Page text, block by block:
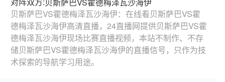
贝斯萨巴VS霍德梅泽瓦沙海伊：在线看贝斯萨巴VS霍
德梅泽瓦沙海伊高清直播，24直播网提供贝斯萨巴VS霍
德梅泽瓦沙海伊现场比赛直播视频，本站不制作、不存
储贝斯萨巴VS霍德梅泽瓦沙海伊的直播信号，只作为技
术探索的导航学习用途。